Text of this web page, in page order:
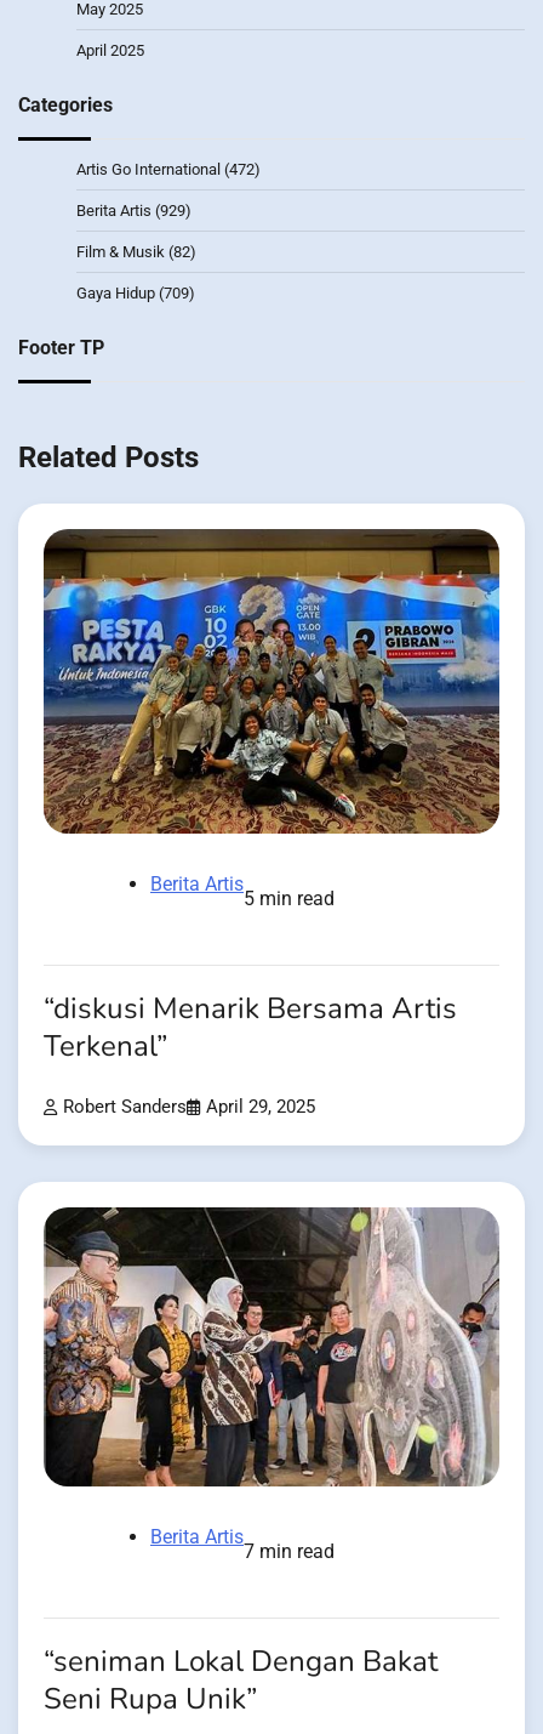
May 2025
April 2025
Categories
Artis Go International (472)
Berita Artis (929)
Film & Musik (82)
Gaya Hidup (709)
Footer TP
Related Posts
Berita Artis
5 min read
“diskusi Menarik Bersama Artis
Terkenal”
Robert Sanders April 29, 2025
Berita Artis
7 min read
“seniman Lokal Dengan Bakat
Seni Rupa Unik”